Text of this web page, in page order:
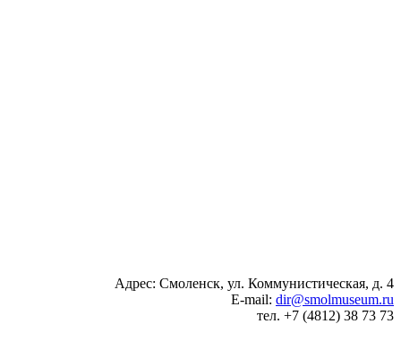
Адрес: Смоленск, ул. Коммунистическая, д. 4
E-mail: dir@smolmuseum.ru
тел. +7 (4812) 38 73 73